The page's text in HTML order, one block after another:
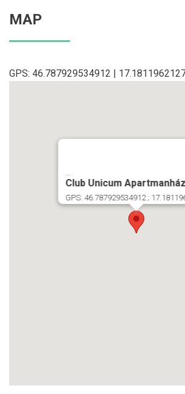
MAP
GPS: 46.787929534912 |
...
Club Unicum
GPS: 46.787929534912 ;